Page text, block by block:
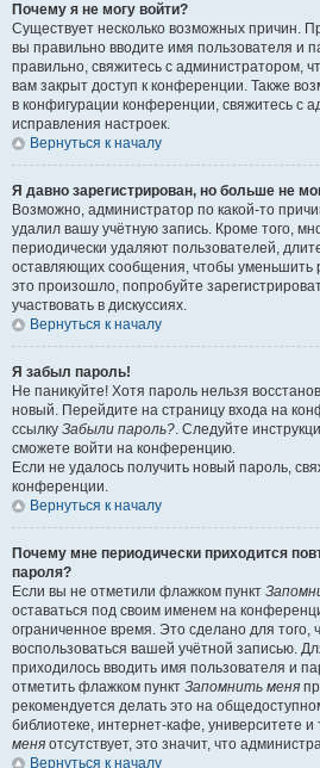
Почему я не могу войти?
Существует несколько возможных причин.
вы правильно вводите имя пользователя и
правильно, свяжитесь с администратором,
вам закрыт доступ к конференции. Также
в конфигурации конференции, свяжитесь с
исправления настроек.
Вернуться к началу
Я давно зарегистрирован, но больше не
Возможно, администратор по какой-то
удалил вашу учётную запись. Кроме того,
периодически удаляют пользователей,
оставляющих сообщения, чтобы уменьшить
это произошло, попробуйте
участвовать в дискуссиях.
Вернуться к началу
Я забыл пароль!
Не паникуйте! Хотя пароль нельзя
новый. Перейдите на страницу входа на
ссылку Забыли пароль?. Следуйте
сможете войти на конференцию.
Если не удалось получить новый пароль,
конференции.
Вернуться к началу
Почему мне периодически приходится
пароля?
Если вы не отметили флажком пункт
оставаться под своим именем на
ограниченное время. Это сделано для того,
воспользоваться вашей учётной записью.
приходилось вводить имя пользователя и
отметить флажком пункт Запомнить меня
рекомендуется делать это на
библиотеке, интернет-кафе, университете и
меня отсутствует, это значит, что
Вернуться к началу